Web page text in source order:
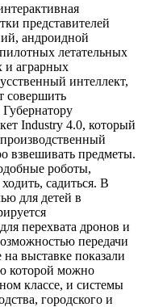
представителей
андроидной
летательных
и аграрных
интеллект,
совершить
Industry 4.0, который
взвешивать предметы.
роботы,
садиться. В
для детей в
перехвата дронов и
передачи
выставке показали
которой можно
классе, и системы
городского и